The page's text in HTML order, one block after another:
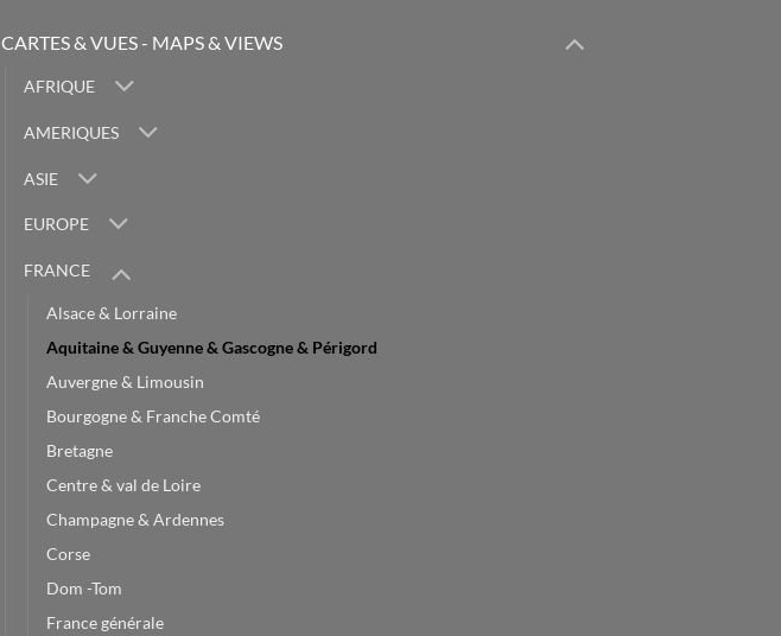
CARTES & VUES - MAPS & VIEWS
AFRIQUE
AMERIQUES
ASIE
EUROPE
FRANCE
Alsace & Lorraine
Aquitaine & Guyenne & Gascogne & Périgord
Auvergne & Limousin
Bourgogne & Franche Comté
Bretagne
Centre & val de Loire
Champagne & Ardennes
Corse
Dom -Tom
France générale